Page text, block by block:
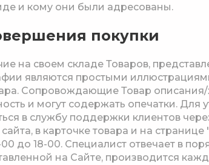
и кому они были адресованы.
покупки
на своем складе Товаров,
являются простыми иллюстрациями
Сопровождающие Товар
и могут содержать опечатки. Для
в службу поддержки клиентов
в карточке товара и на
до 18-00. Специалист отвечает в
на Сайте, производится